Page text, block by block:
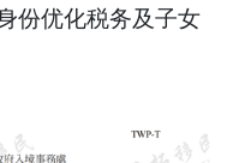
份优化税务及子女